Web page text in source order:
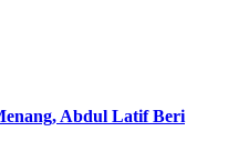
Abdul Latif Beri